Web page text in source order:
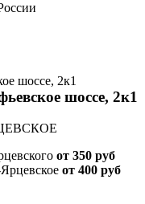
шоссе, 2к1
от 350 руб
от 400 руб